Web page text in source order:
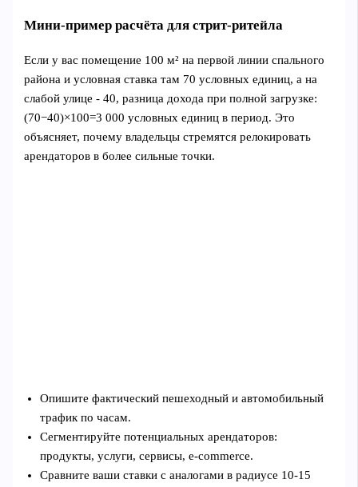
Мини‑пример расчёта для стрит‑ритейла
Если у вас помещение 100 м² на первой линии спального
района и условная ставка там 70 условных единиц, а на
слабой улице - 40, разница дохода при полной загрузке:
(70−40)×100=3 000 условных единиц в период. Это
объясняет, почему владельцы стремятся релокировать
арендаторов в более сильные точки.
Опишите фактический пешеходный и автомобильный
трафик по часам.
Сегментируйте потенциальных арендаторов:
продукты, услуги, сервисы, e‑commerce.
Сравните ваши ставки с аналогами в радиусе 10-15